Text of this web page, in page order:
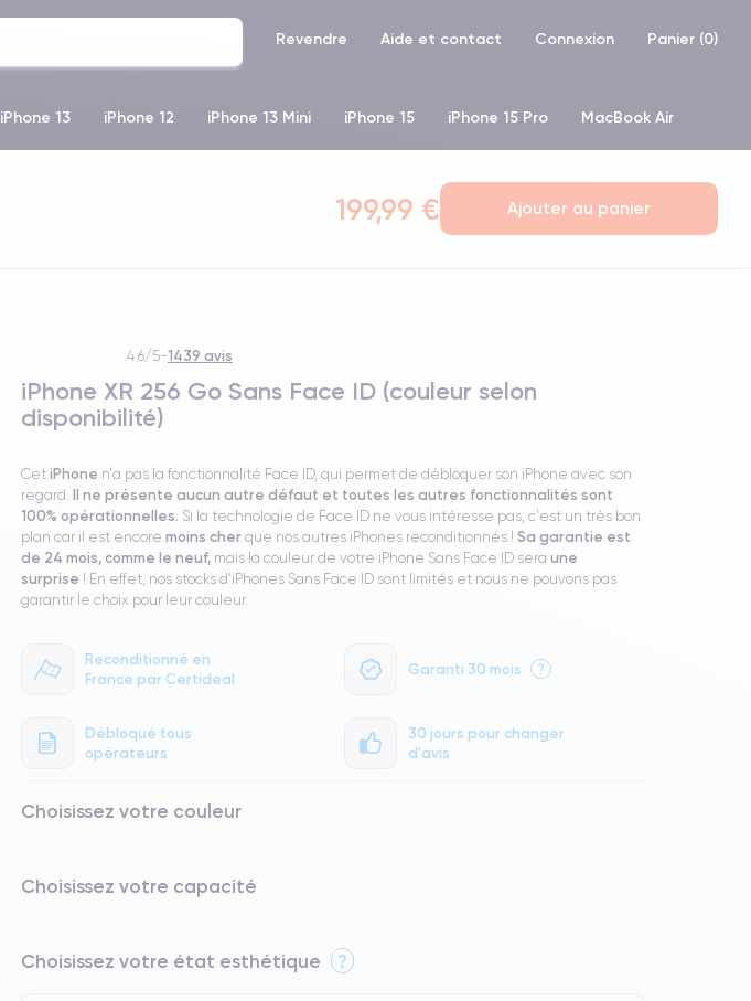
Revendre Aide et contact Connexion Panier (0)
iPhone 13 iPhone 12 iPhone 13 Mini iPhone 15 iPhone 15 Pro MacBook Air
iPhone SE 2 (2020) iPhone X iPhone XS
199,99 € Ajouter au panier
4.6/5-1439 avis
iPhone XR 256 Go Sans Face ID (couleur selon
disponibilité)
Cet iPhone n'a pas la fonctionnalité Face ID, qui permet de débloquer son iPhone avec son
regard. Il ne présente aucun autre défaut et toutes les autres fonctionnalités sont
100% opérationnelles. Si la technologie de Face ID ne vous intéresse pas, c'est un très bon
plan car il est encore moins cher que nos autres iPhones reconditionnés ! Sa garantie est
de 24 mois, comme le neuf, mais la couleur de votre iPhone Sans Face ID sera une
surprise ! En effet, nos stocks d'iPhones Sans Face ID sont limités et nous ne pouvons pas
garantir le choix pour leur couleur.
Reconditionné en
France par Certideal
Garanti 30 mois ?
Débloqué tous
opérateurs
30 jours pour changer
d'avis
Choisissez votre couleur
Choisissez votre capacité
Choisissez votre état esthétique ?